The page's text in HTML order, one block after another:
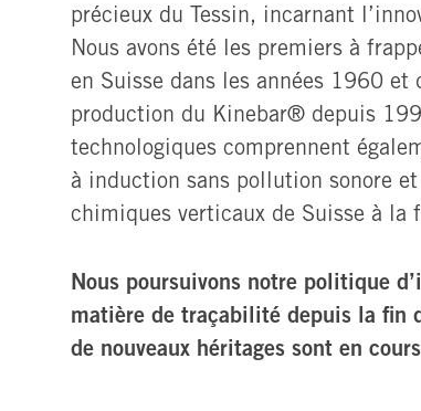
précieux du Tessin, incarnant
Nous avons été les premiers à
en Suisse dans les années 1960
production du Kinebar® depuis
technologiques comprennent
à induction sans pollution sonore
chimiques verticaux de Suisse à la
Nous poursuivons notre politique
matière de traçabilité depuis la fin
de nouveaux héritages sont en